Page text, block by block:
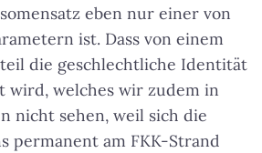
eben nur einer von
ist. Dass von einem
die geschlechtliche Identität
wird, welches wir zudem in
nicht sehen, weil sich die
permanent am FKK-Strand